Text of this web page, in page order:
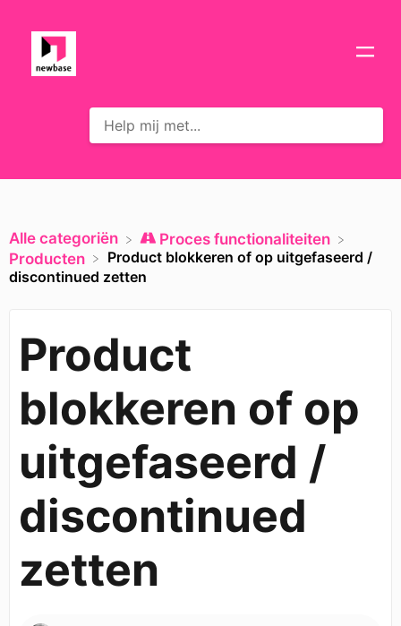
Alle categoriën
​Proces functionaliteiten
​Producten
Product blokkeren of op uitgefaseerd /
discontinued zetten
Product
blokkeren of op
uitgefaseerd /
discontinued
zetten